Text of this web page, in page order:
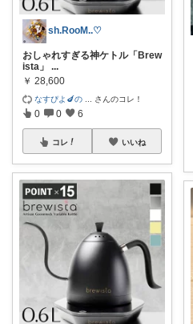
sh.RooM..♡
おしゃれすぎる神ケトル「Brew
ista」
...
￥ 28,600
なすぴよ🍆の さんのコレ！
0 0 6
コレ いいね